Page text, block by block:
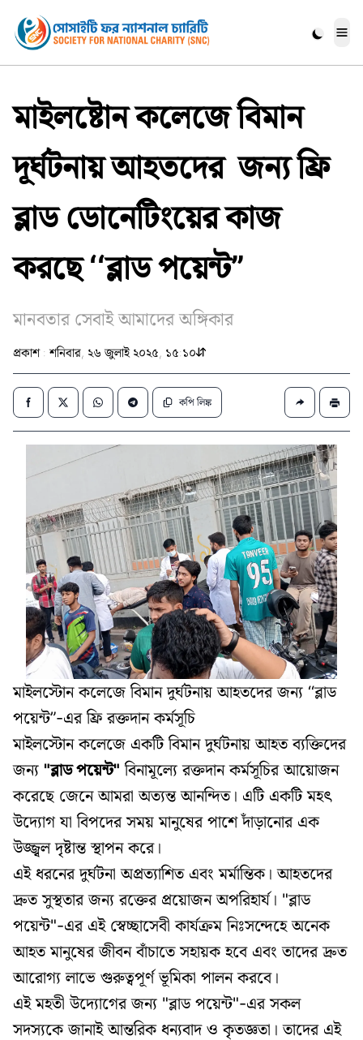
মাইলষ্টোন কলেজে বিমান
দূর্ঘটনায় আহতদের জন্য ফ্রি
ব্লাড ডোনেটিংয়ের কাজ
করছে ‘‘ব্লাড পয়েন্ট”
মানবতার সেবাই আমাদের অঙ্গিকার
প্রকাশ : শনিবার, ২৬ জুলাই ২০২৫, ১৫:১০
কপি লিঙ্ক
মাইলস্টোন কলেজে বিমান দুর্ঘটনায় আহতদের জন্য ‘‘ব্লাড
পয়েন্ট”-এর ফ্রি রক্তদান কর্মসূচি
মাইলস্টোন কলেজে একটি বিমান দুর্ঘটনায় আহত ব্যক্তিদের
জন্য "ব্লাড পয়েন্ট" বিনামূল্যে রক্তদান কর্মসূচির আয়োজন
করেছে জেনে আমরা অত্যন্ত আনন্দিত। এটি একটি মহৎ
উদ্যোগ যা বিপদের সময় মানুষের পাশে দাঁড়ানোর এক
উজ্জ্বল দৃষ্টান্ত স্থাপন করে।
এই ধরনের দুর্ঘটনা অপ্রত্যাশিত এবং মর্মান্তিক। আহতদের
দ্রুত সুস্থতার জন্য রক্তের প্রয়োজন অপরিহার্য। "ব্লাড
পয়েন্ট"-এর এই স্বেচ্ছাসেবী কার্যক্রম নিঃসন্দেহে অনেক
আহত মানুষের জীবন বাঁচাতে সহায়ক হবে এবং তাদের দ্রুত
আরোগ্য লাভে গুরুত্বপূর্ণ ভূমিকা পালন করবে।
এই মহতী উদ্যোগের জন্য "ব্লাড পয়েন্ট"-এর সকল
সদস্যকে জানাই আন্তরিক ধন্যবাদ ও কৃতজ্ঞতা। তাদের এই